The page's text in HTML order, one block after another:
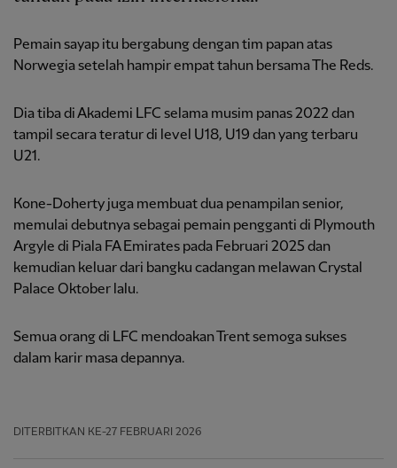
Pemain sayap itu bergabung dengan tim papan atas
Norwegia setelah hampir empat tahun bersama The Reds.
Dia tiba di Akademi LFC selama musim panas 2022 dan
tampil secara teratur di level U18, U19 dan yang terbaru
U21.
Kone-Doherty juga membuat dua penampilan senior,
memulai debutnya sebagai pemain pengganti di Plymouth
Argyle di Piala FA Emirates pada Februari 2025 dan
kemudian keluar dari bangku cadangan melawan Crystal
Palace Oktober lalu.
Semua orang di LFC mendoakan Trent semoga sukses
dalam karir masa depannya.
DITERBITKAN KE-27 FEBRUARI 2026